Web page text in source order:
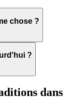
chose ?
?
dans